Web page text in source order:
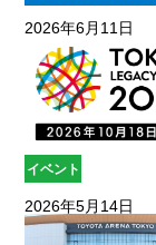
2026年6月11日
イベント
2026年5月14日